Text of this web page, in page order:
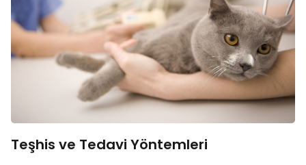
Teşhis ve Tedavi Yöntemleri